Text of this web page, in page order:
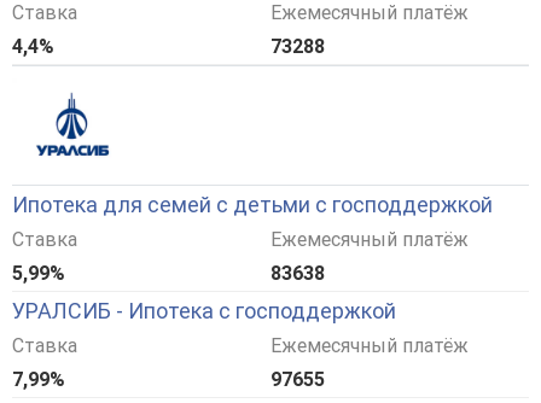
Ставка
4,4%
Ежемесячный платёж
73288
Ипотека для семей с детьми с господдержкой
Ставка
5,99%
Ежемесячный платёж
83638
УРАЛСИБ - Ипотека с господдержкой
Ставка
7,99%
Ежемесячный платёж
97655